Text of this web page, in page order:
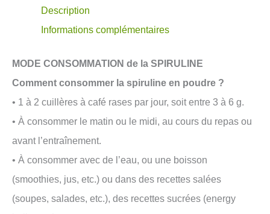
Description
Informations complémentaires
MODE CONSOMMATION de la SPIRULINE
Comment consommer la spiruline en poudre ?
• 1 à 2 cuillères à café rases par jour, soit entre 3 à 6 g.
• À consommer le matin ou le midi, au cours du repas ou
avant l’entraînement.
• À consommer avec de l’eau, ou une boisson
(smoothies, jus, etc.) ou dans des recettes salées
(soupes, salades, etc.), des recettes sucrées (energy